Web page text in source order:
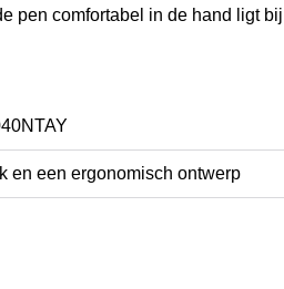
pen comfortabel in de hand ligt
en een ergonomisch ontwerp